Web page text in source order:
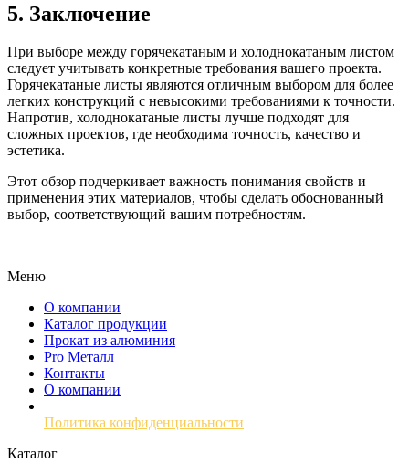
5. Заключение
При выборе между горячекатаным и холоднокатаным листом
следует учитывать конкретные требования вашего проекта.
Горячекатаные листы являются отличным выбором для более
легких конструкций с невысокими требованиями к точности.
Напротив, холоднокатаные листы лучше подходят для
сложных проектов, где необходима точность, качество и
эстетика.
Этот обзор подчеркивает важность понимания свойств и
применения этих материалов, чтобы сделать обоснованный
выбор, соответствующий вашим потребностям.
Меню
О компании
Каталог продукции
Прокат из алюминия
Pro Металл
Контакты
О компании
Политика конфиденциальности
Каталог